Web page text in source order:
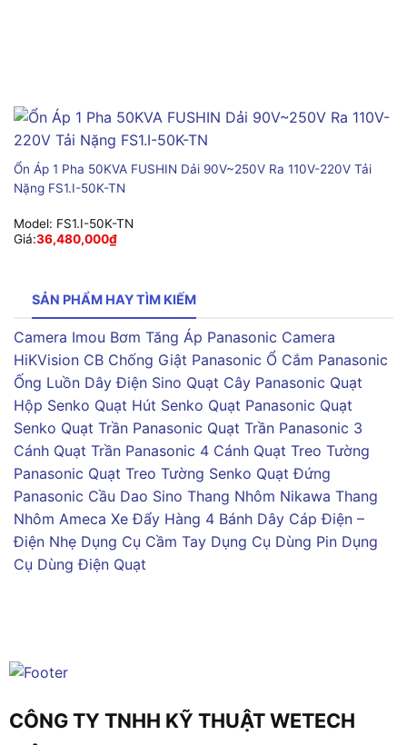
Ổn Áp 1 Pha 50KVA FUSHIN Dải 90V~250V Ra 110V-220V Tải
Nặng FS1.I-50K-TN
Model: FS1.I-50K-TN
Giá:36,480,000₫
SẢN PHẨM HAY TÌM KIẾM
Camera Imou Bơm Tăng Áp Panasonic Camera
HiKVision CB Chống Giật Panasonic Ổ Cắm Panasonic
Ống Luồn Dây Điện Sino Quạt Cây Panasonic Quạt
Hộp Senko Quạt Hút Senko Quạt Panasonic Quạt
Senko Quạt Trần Panasonic Quạt Trần Panasonic 3
Cánh Quạt Trần Panasonic 4 Cánh Quạt Treo Tường
Panasonic Quạt Treo Tường Senko Quạt Đứng
Panasonic Cầu Dao Sino Thang Nhôm Nikawa Thang
Nhôm Ameca Xe Đẩy Hàng 4 Bánh Dây Cáp Điện –
Điện Nhẹ Dụng Cụ Cầm Tay Dụng Cụ Dùng Pin Dụng
Cụ Dùng Điện Quạt
CÔNG TY TNHH KỸ THUẬT WETECH